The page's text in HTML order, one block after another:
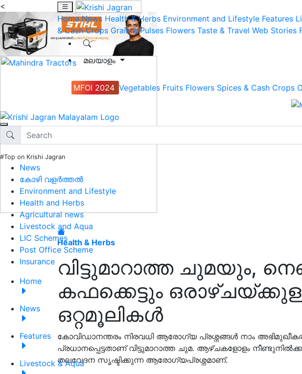
<
Home News Health & Herbs Environment and Lifestyle Features
& Cash Crops Grain & Pulses Flowers Taste & Travel Web Stories
മലയാളം
MFOI 2024 Vegetables Fruits Flowers Spices & Cash Crops
#Top on Krishi Jagran
News
കോഴി വളർത്തൽ
Environment and Lifestyle
Health and Herbs
Agricultural news
Livestock and Aqua
LIC Schemes
Post Office Scheme
Insurance
Home
News
Features
Livestock & Aqua
Health & Herbs
വിട്ടുമാറാത്ത ചുമയും,
കഫക്കെട്ടും
ഒറ്റമൂലികൾ
കോവിഡാനന്തരം നിരവധി ആരോഗ്യ പ്രശ്നങ്ങൾ നാം
പ്രധാനപ്പെട്ടതാണ് വിട്ടുമാറാത്ത ചുമ. ആഴ്ചകളോളം
തലവേദന സൃഷ്ടിക്കുന്ന ആരോഗ്യപ്രശ്നമാണ്.